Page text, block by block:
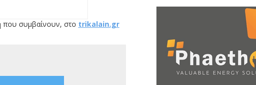
που συμβαίνουν, στο trikalain.gr